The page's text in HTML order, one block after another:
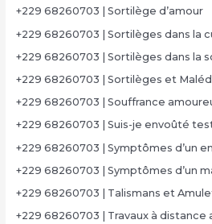
+229 68260703 | Sortilège d’amour
+229 68260703 | Sortilèges dans la
+229 68260703 | Sortilèges dans la
+229 68260703 | Sortilèges et
+229 68260703 | Souffrance
+229 68260703 | Suis-je envoûté
+229 68260703 | Symptômes d’un
+229 68260703 | Symptômes d’un
+229 68260703 | Talismans et
+229 68260703 | Travaux à distance